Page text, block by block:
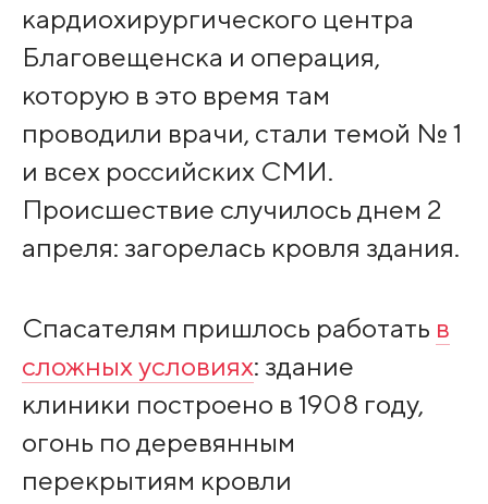
кардиохирургического центра
Благовещенска и операция,
которую в это время там
проводили врачи, стали темой № 1
и всех российских СМИ.
Происшествие случилось днем 2
апреля: загорелась кровля здания.
Спасателям пришлось работать в
сложных условиях: здание
клиники построено в 1908 году,
огонь по деревянным
перекрытиям кровли